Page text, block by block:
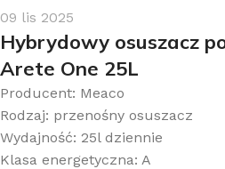
09 lis 2025
Hybrydowy osuszacz
Arete One 25L
Producent: Meaco
Rodzaj: przenośny osuszacz
Wydajność: 25l dziennie
Klasa energetyczna: A